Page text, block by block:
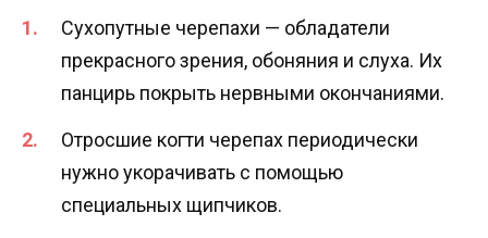
Сухопутные черепахи — обладатели
прекрасного зрения, обоняния и слуха. Их
панцирь покрыть нервными окончаниями.
Отросшие когти черепах периодически
нужно укорачивать с помощью
специальных щипчиков.